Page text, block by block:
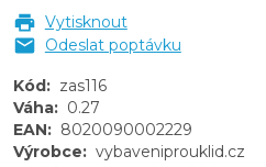
Vytisknout
Odeslat poptávku
Kód: zas116
Váha: 0.27
EAN: 8020090002229
Výrobce: vybaveniprouklid.cz